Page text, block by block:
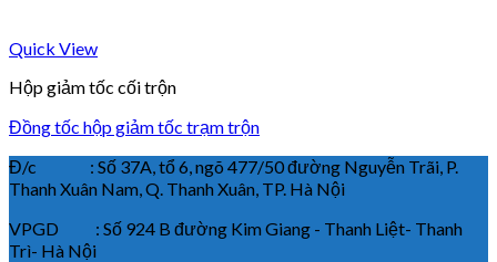
Quick View
Hộp giảm tốc cối trộn
Đồng tốc hộp giảm tốc trạm trộn
Đ/c : Số 37A, tổ 6, ngõ 477/50 đường Nguyễn Trãi, P.
Thanh Xuân Nam, Q. Thanh Xuân, TP. Hà Nội
VPGD : Số 924 B đường Kim Giang - Thanh Liệt- Thanh
Trì- Hà Nội